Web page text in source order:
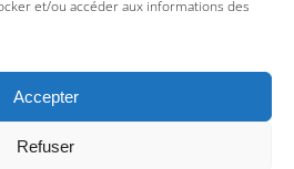
et/ou accéder aux informations des
Accepter
Refuser